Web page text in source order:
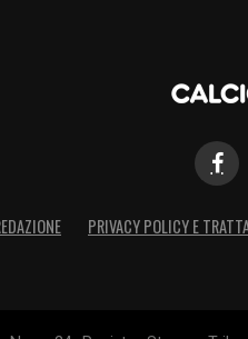
PRIVACY POLICY E